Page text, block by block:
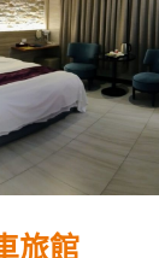
旅館